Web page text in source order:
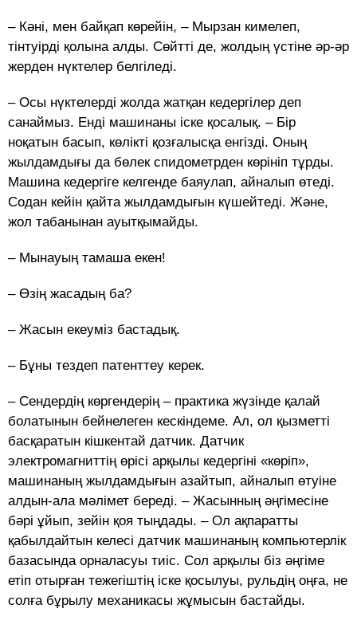
– Кәні, мен байқап көрейін, – Мырзан кимелеп,
тінтуірді қолына алды. Сөйтті де, жолдың үстіне әр-әр
жерден нүктелер белгіледі.
– Осы нүктелерді жолда жатқан кедергілер деп
санаймыз. Енді машинаны іске қосалық. – Бір
ноқатын басып, көлікті қозғалысқа енгізді. Оның
жылдамдығы да бөлек спидометрден көрініп тұрды.
Машина кедергіге келгенде баяулап, айналып өтеді.
Содан кейін қайта жылдамдығын күшейтеді. Және,
жол табанынан ауытқымайды.
– Мынауың тамаша екен!
– Өзің жасадың ба?
– Жасын екеуміз бастадық.
– Бұны тездеп патенттеу керек.
– Сендердің көргендерің – практика жүзінде қалай
болатынын бейнелеген кескіндеме. Ал, ол қызметті
басқаратын кішкентай датчик. Датчик
электромагниттің өрісі арқылы кедергіні «көріп»,
машинаның жылдамдығын азайтып, айналып өтуіне
алдын-ала мәлімет береді. – Жасынның әңгімесіне
бәрі ұйып, зейін қоя тыңдады. – Ол ақпаратты
қабылдайтын келесі датчик машинаның компьютерлік
базасында орналасуы тиіс. Сол арқылы біз әңгіме
етіп отырған тежегіштің іске қосылуы, рульдің оңға, не
солға бұрылу механикасы жұмысын бастайды.